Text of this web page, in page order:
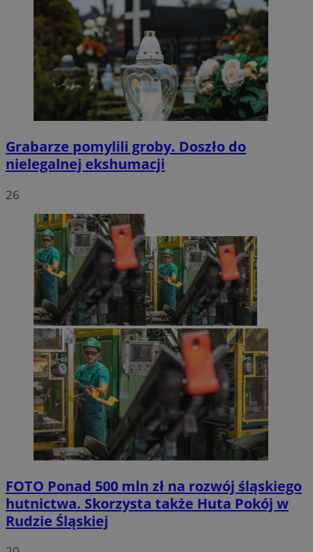
Grabarze pomylili groby. Doszło do
nielegalnej ekshumacji
26
FOTO Ponad 500 mln zł na rozwój śląskiego
hutnictwa. Skorzysta także Huta Pokój w
Rudzie Śląskiej